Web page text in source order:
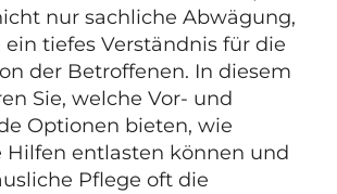
nur sachliche Abwägung,
tiefes Verständnis für die
der Betroffenen. In diesem
Sie, welche Vor- und
Optionen bieten, wie
Hilfen entlasten können und
Pflege oft die